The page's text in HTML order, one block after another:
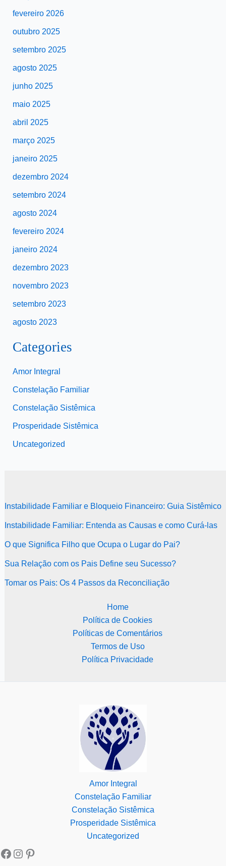
fevereiro 2026
outubro 2025
setembro 2025
agosto 2025
junho 2025
maio 2025
abril 2025
março 2025
janeiro 2025
dezembro 2024
setembro 2024
agosto 2024
fevereiro 2024
janeiro 2024
dezembro 2023
novembro 2023
setembro 2023
agosto 2023
Categories
Amor Integral
Constelação Familiar
Constelação Sistêmica
Prosperidade Sistêmica
Uncategorized
Instabilidade Familiar e Bloqueio Financeiro: Guia Sistêmico
Instabilidade Familiar: Entenda as Causas e como Curá-las
O que Significa Filho que Ocupa o Lugar do Pai?
Sua Relação com os Pais Define seu Sucesso?
Tomar os Pais: Os 4 Passos da Reconciliação
Home
Política de Cookies
Políticas de Comentários
Termos de Uso
Política Privacidade
Amor Integral
Constelação Familiar
Constelação Sistêmica
Prosperidade Sistêmica
Uncategorized